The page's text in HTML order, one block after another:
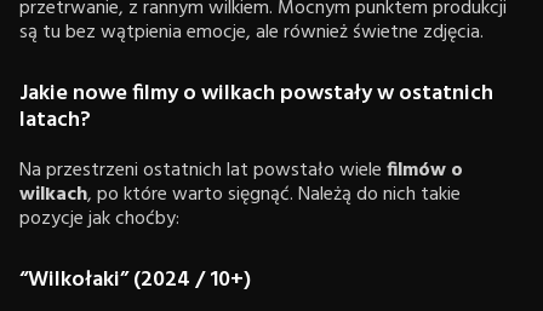
przetrwanie, z rannym wilkiem. Mocnym punktem produkcji
są tu bez wątpienia emocje, ale również świetne zdjęcia.
Jakie nowe filmy o wilkach powstały w ostatnich
latach?
Na przestrzeni ostatnich lat powstało wielefilmów o
wilkach, po które warto sięgnąć. Należą do nich takie
pozycje jak choćby:
“Wilkołaki” (2024 / 10+)